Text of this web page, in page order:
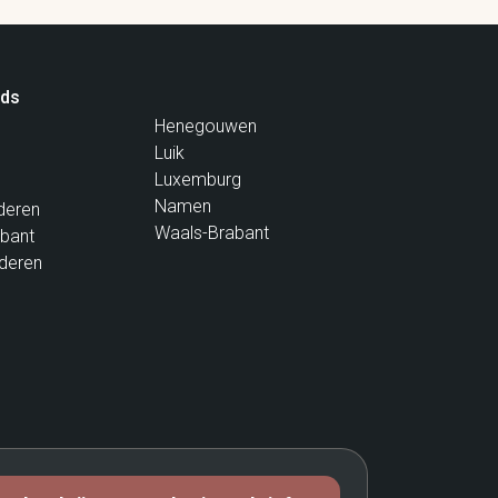
Henegouwen
Luik
Luxemburg
Namen
Waals-Brabant